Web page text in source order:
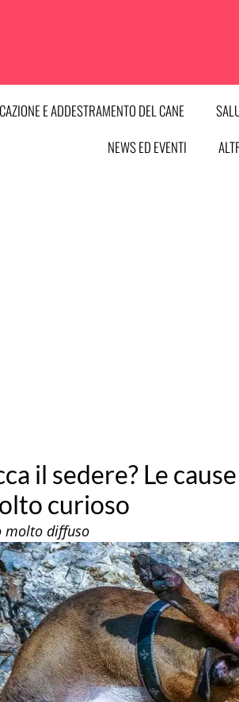
E ADDESTRAMENTO DEL CANE
NEWS ED EVENTI
il sedere? Le
curioso
molto diffuso